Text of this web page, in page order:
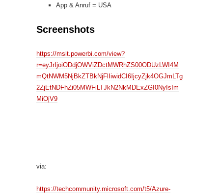
App & Anruf = USA
Screenshots
https://msit.powerbi.com/view?
r=eyJrIjoiODdjOWViZDctMWRhZS00ODUzLWI4M
mQtNWM5NjBkZTBkNjFlIiwidCI6IjcyZjk4OGJmLTg
2ZjEtNDFhZi05MWFiLTJkN2NkMDExZGI0NyIsIm
MiOjV9
via:
https://techcommunity.microsoft.com/t5/Azure-